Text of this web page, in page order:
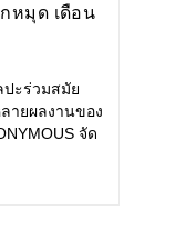
หมุด เดือน
ะร่วมสมัย
ายผลงานของ
จัด